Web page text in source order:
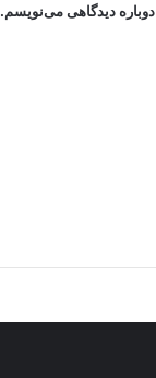
دیدگاهی می‌نویسم.